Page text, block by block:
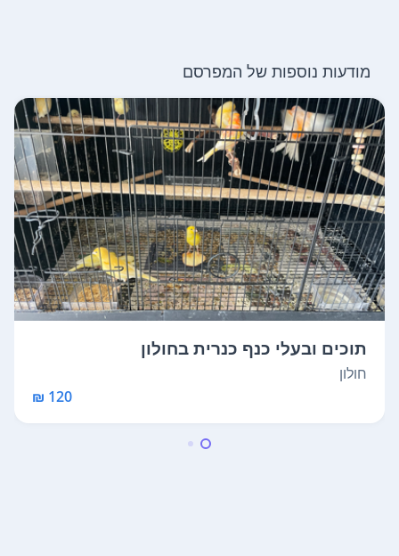
מודעות נוספות של המפרסם
תוכים ובעלי כנף כנרית בחולון
חולון
120 ₪